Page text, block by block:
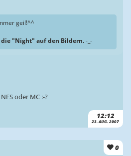
12:12
23. AUG. 2007
geil!^^
"Night" auf den Bildern.-_-
oder MC :-?
0